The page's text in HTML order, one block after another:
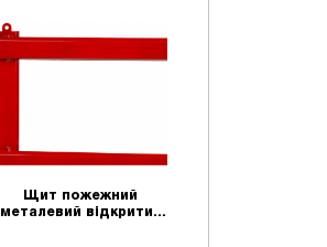
Щит пожежний
металевий відкритий